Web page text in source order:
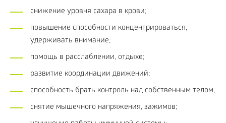
снижение уровня сахара в крови;
повышение способности концентрироваться,
удерживать внимание;
помощь в расслаблении, отдыхе;
развитие координации движений;
способность брать контроль над собственным телом;
снятие мышечного напряжения, зажимов;